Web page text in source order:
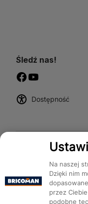
Śledź nas!
Dostępność
Bricoman 2026 ©
Na naszej
Dzięki nim
przez
podobne